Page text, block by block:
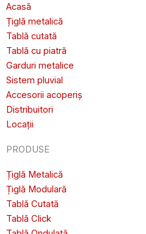
Acasă
Țiglă metalică
Tablă cutată
Tablă cu piatră
Garduri metalice
Sistem pluvial
Accesorii acoperiș
Distribuitori
Locații
PRODUSE
Țiglă Metalică
Țiglă Modulară
Tablă Cutată
Tablă Click